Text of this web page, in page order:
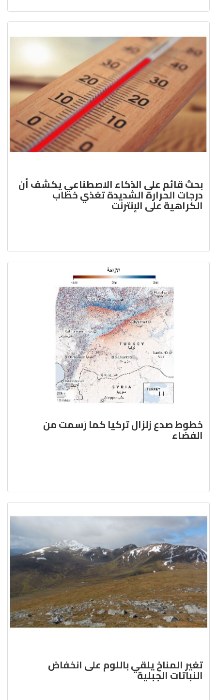
بحث قائم على الذكاء الاصطناعي يكشف أن
درجات الحرارة الشديدة تغذي خطاب
الكراهية على الإنترنت
خطوط صدع زلزال تركيا كما رُسمت من
الفضاء
تغير المناخ يلقي باللوم على انخفاض
النباتات الجبلية